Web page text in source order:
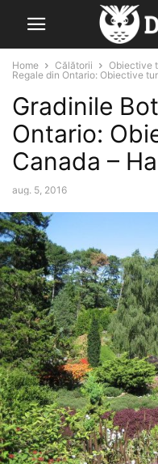
Home Călătorii Obiective
Regale din Ontario: Obiective
Gradinile
Ontario:
Canada –
aug. 5, 2016